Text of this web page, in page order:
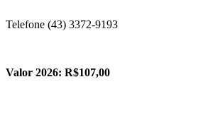
Telefone (43) 3372-9193
Valor 2026: R$107,00